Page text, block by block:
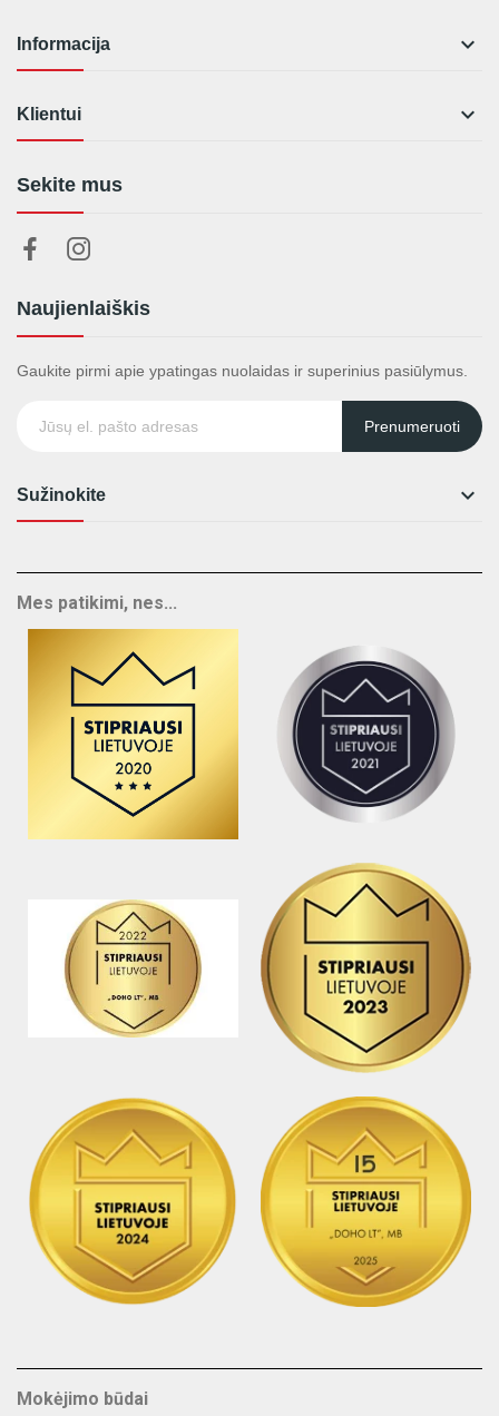
Informacija 
Klientui 
Sekite mus
Naujienlaiškis
Gaukite pirmi apie ypatingas nuolaidas ir superinius pasiūlymus.
Prenumeruoti
Sužinokite 
Mes patikimi, nes...
Mokėjimo būdai